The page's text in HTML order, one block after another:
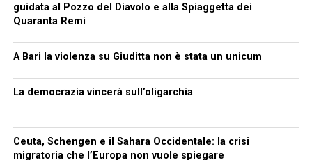
guidata al Pozzo del Diavolo e alla Spiaggetta dei
Quaranta Remi
A Bari la violenza su Giuditta non è stata un unicum
La democrazia vincerà sull’oligarchia
Ceuta, Schengen e il Sahara Occidentale: la crisi
migratoria che l’Europa non vuole spiegare